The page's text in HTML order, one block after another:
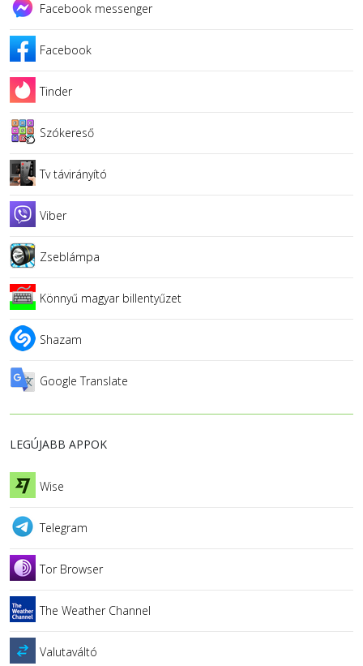
Facebook messenger
Facebook
Tinder
Szókereső
Tv távirányító
Viber
Zseblámpa
Könnyű magyar billentyűzet
Shazam
Google Translate
LEGÚJABB APPOK
Wise
Telegram
Tor Browser
The Weather Channel
Valutaváltó